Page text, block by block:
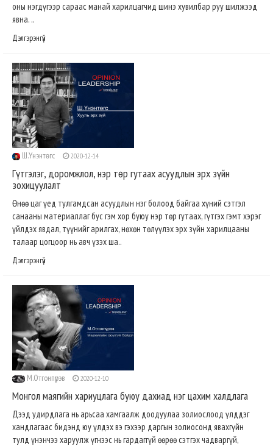
оны нэгдүгээр сараас манай харилцагчид шинэ хувилбар руу шилжээд
явна. ..
Дэлгэрэнгүй
Ш.Үнэнтөгс 2020-12-14
Гүтгэлэг, доромжлол, нэр төр гутаах асуудлын эрх зүйн
зохицуулалт
Өнөө цаг үед тулгамдсан асуудлын нэг болоод байгаа хүний сэтгэл
санааны материаллаг бус гэм хор буюу нэр төр гутаах, гүтгэх гэмт хэрэг
үйлдэх явдал, түүнийг арилгах, нөхөн төлүүлэх эрх зүйн харилцааны
талаар цогцоор нь авч үзэх ша..
Дэлгэрэнгүй
М.Отгонпүрэв 2020-12-10
Монгол маягийн хариуцлага буюу дахиад нэг цахим халдлага
Дээд удирдлага нь арьсаа хамгаалж доодуулаа золиослоод үлддэг
хандлагаас бидэнд юу үлдэх вэ гэхээр даргын золиосонд явахгүйн
тулд үнэнчээ харуулж үгнээс нь гардаггүй өөрөө сэтгэх чадваргүй,